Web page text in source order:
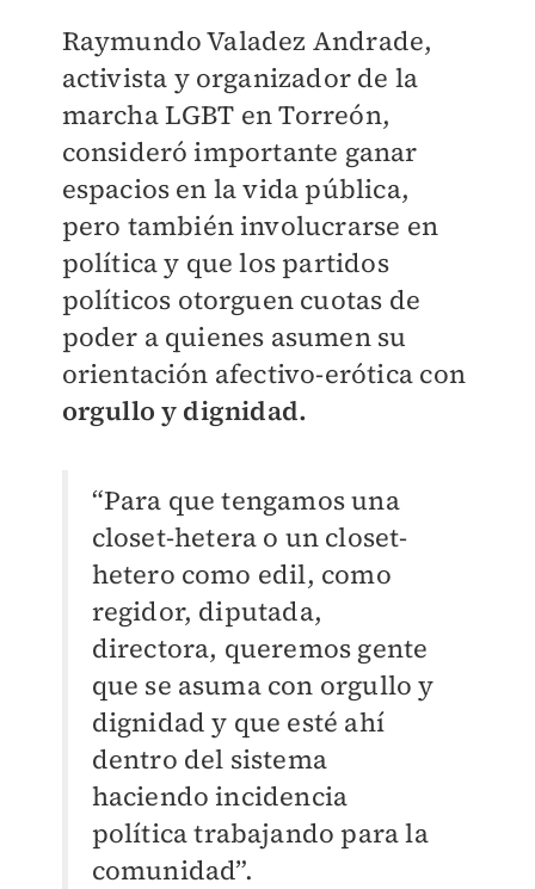
Raymundo Valadez Andrade,
activista y organizador de la
marcha LGBT en Torreón,
consideró importante ganar
espacios en la vida pública,
pero también involucrarse en
política y que los partidos
políticos otorguen cuotas de
poder a quienes asumen su
orientación afectivo-erótica con
orgullo y dignidad.
“Para que tengamos una
closet-hetera o un closet-
hetero como edil, como
regidor, diputada,
directora, queremos gente
que se asuma con orgullo y
dignidad y que esté ahí
dentro del sistema
haciendo incidencia
política trabajando para la
comunidad”.